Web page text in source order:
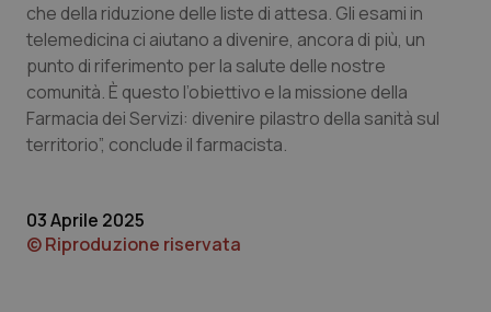
Puglia
Sardegna
Sicilia
Umbria
Malattie rare
Malattia di Crohn & Rettocolite Ulcerosa
Neuroscienze & patologie neurodegenerative
Oftalmologia
che della riduzione delle liste di attesa. Gli esami in
telemedicina ci aiutano a divenire, ancora di più, un
punto di riferimento per la salute delle nostre
comunità. È questo l’obiettivo e la missione della
Farmacia dei Servizi: divenire pilastro della sanità sul
territorio”, conclude il farmacista.
03 Aprile 2025
© Riproduzione riservata